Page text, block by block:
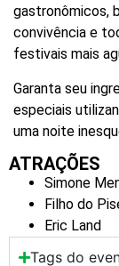
gastronômicos,
convivência e
festivais mais
Garanta seu
especiais
uma noite
ATRAÇÕES
Simone
Filho do
Eric Land
Tags do